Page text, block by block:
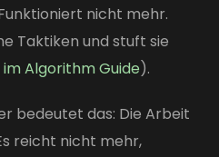
nicht mehr.
Taktiken und stuft sie
Algorithm Guide).
bedeutet das: Die Arbeit
reicht nicht mehr,